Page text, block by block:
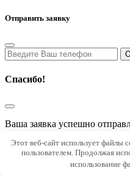
Отправить заявку
Спасибо!
Ваша заявка успешно
Этот веб-сайт использует файлы
пользователем. Продолжая
использование